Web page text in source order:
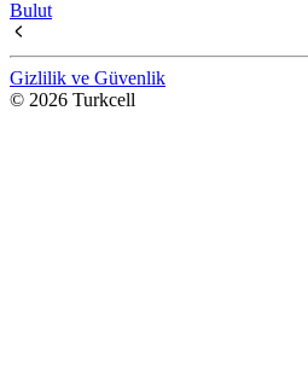
Bulut
Gizlilik ve Güvenlik
© 2026 Turkcell